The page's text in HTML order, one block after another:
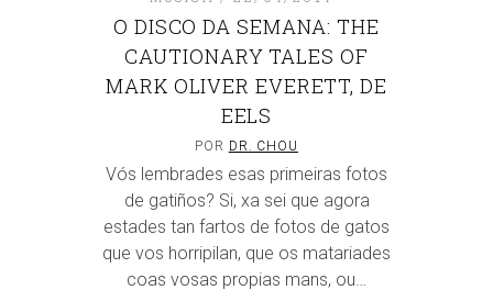
O DISCO DA SEMANA: THE
CAUTIONARY TALES OF
MARK OLIVER EVERETT, DE
EELS
POR DR. CHOU
Vós lembrades esas primeiras fotos
de gatiños? Si, xa sei que agora
estades tan fartos de fotos de gatos
que vos horripilan, que os matariades
coas vosas propias mans, ou…